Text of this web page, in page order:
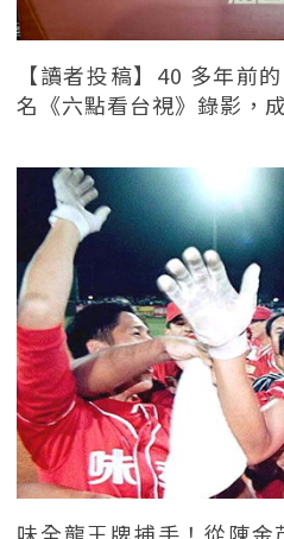
【讀者投稿】40 多年前
名《六點看台視》錄影，